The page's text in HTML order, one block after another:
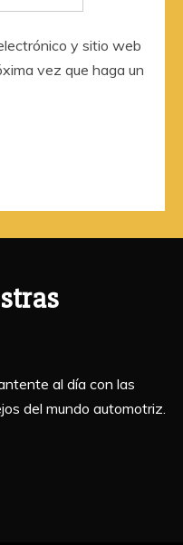
y sitio web
vez que haga un
al día con las
del mundo automotriz.